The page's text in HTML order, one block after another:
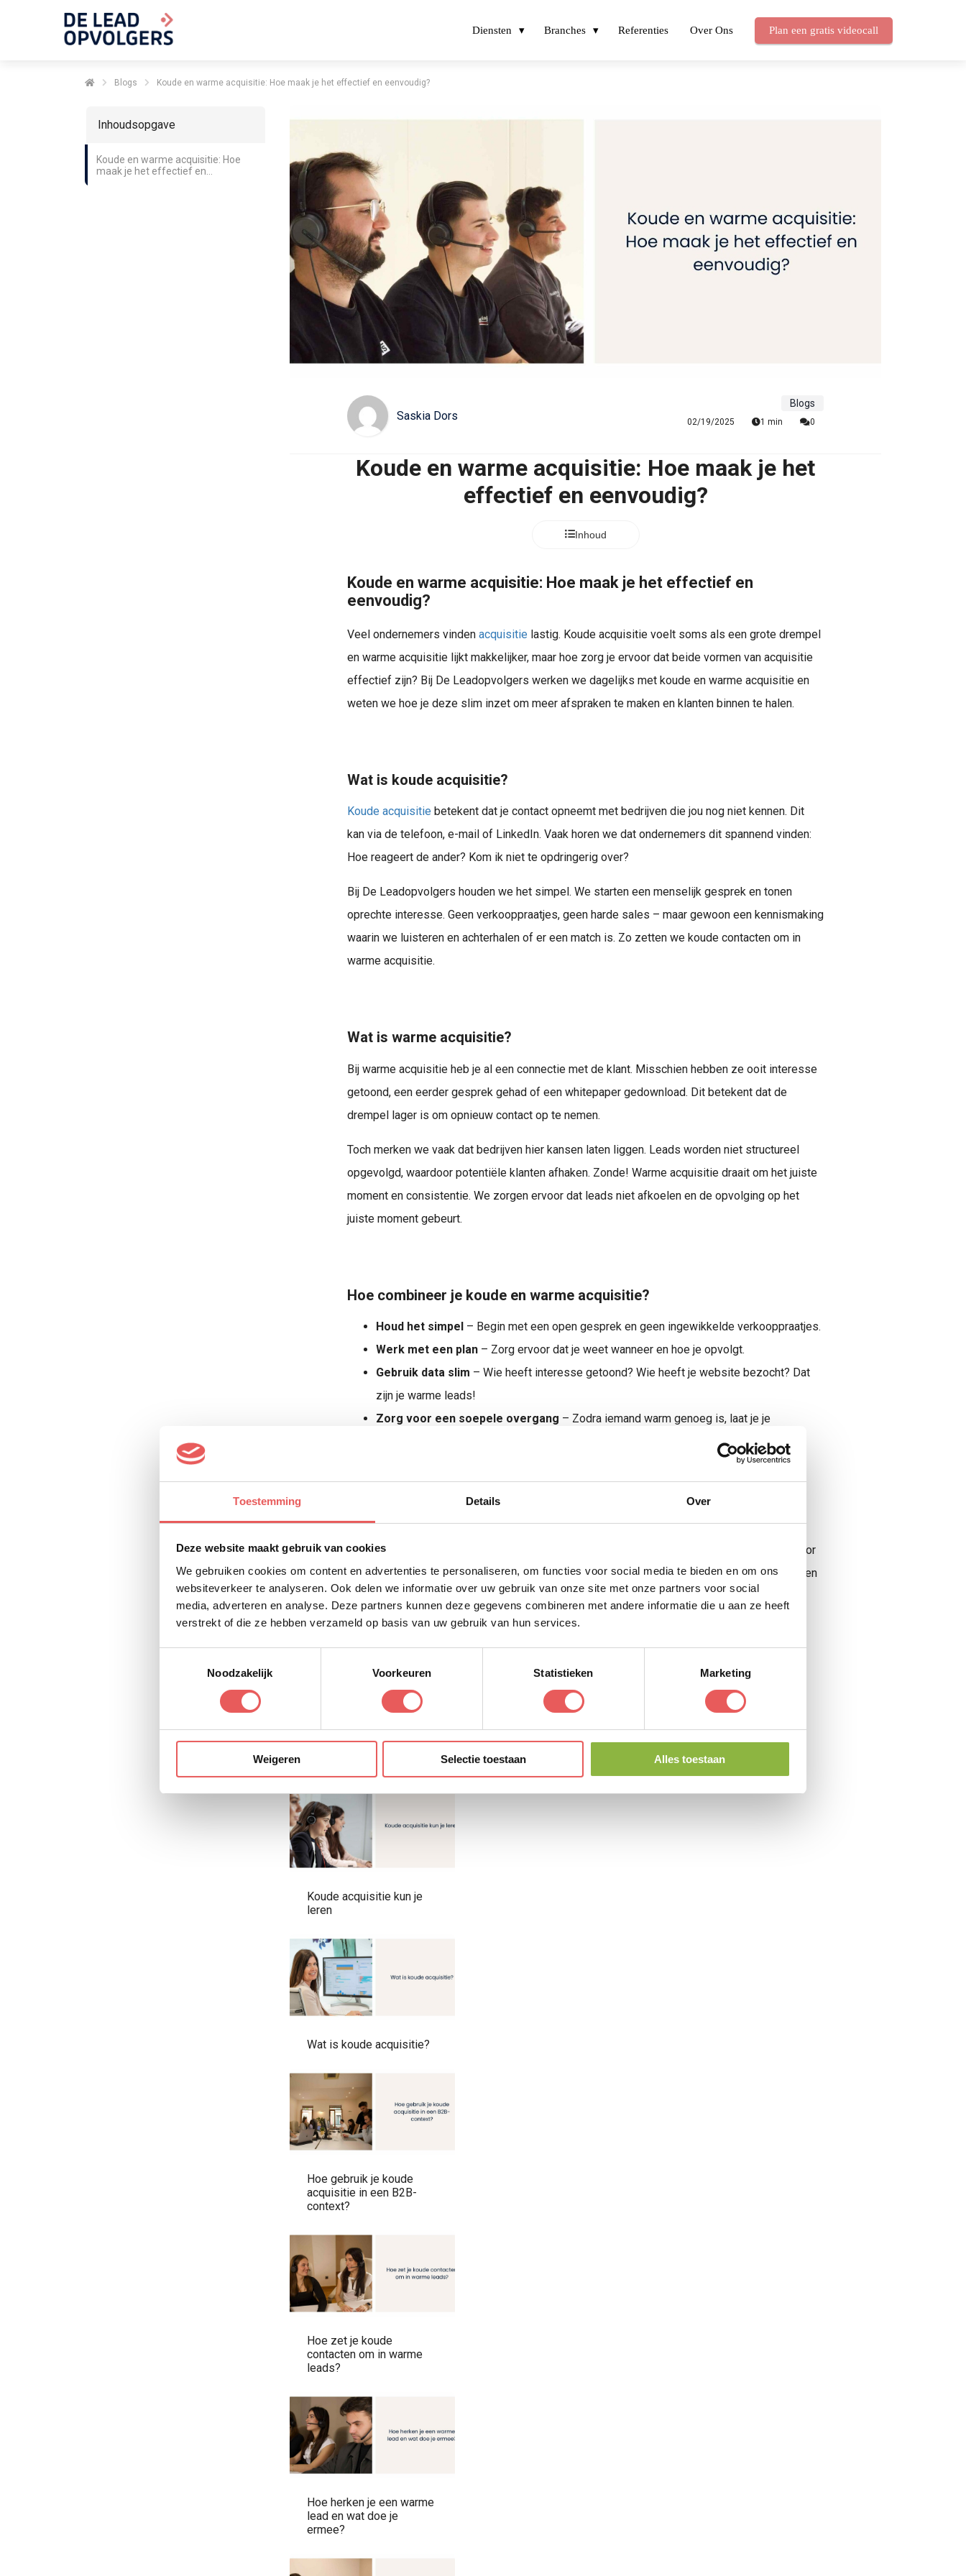
Toestemming Details Over
Deze website maakt gebruik van cookies
We gebruiken cookies om content en advertenties te personaliseren, om functies voor social media te bieden en om ons
websiteverkeer te analyseren. Ook delen we informatie over uw gebruik van onze site met onze partners voor social
media, adverteren en analyse. Deze partners kunnen deze gegevens combineren met andere informatie die u aan ze heeft
verstrekt of die ze hebben verzameld op basis van uw gebruik van hun services.
Noodzakelijk
Voorkeuren Statistieken Marketing
Weigeren Selectie toestaan Alles toestaan
Diensten Branches Referenties Over Ons Plan een gratis videocall
Blogs Koude en warme acquisitie: Hoe maak je het effectief en eenvoudig?
Inhoudsopgave
Koude en warme acquisitie: Hoe
maak je het effectief en
Saskia Dors
Blogs
02/19/2025 1 min 0
Koude en warme acquisitie: Hoe maak je het
effectief en eenvoudig?
Inhoud
Koude en warme acquisitie: Hoe maak je het effectief en
eenvoudig?
Veel ondernemers vinden acquisitie lastig. Koude acquisitie voelt soms als een grote drempel
en warme acquisitie lijkt makkelijker, maar hoe zorg je ervoor dat beide vormen van acquisitie
effectief zijn? Bij De Leadopvolgers werken we dagelijks met koude en warme acquisitie en
weten we hoe je deze slim inzet om meer afspraken te maken en klanten binnen te halen.
Wat is koude acquisitie?
Koude acquisitie betekent dat je contact opneemt met bedrijven die jou nog niet kennen. Dit
kan via de telefoon, e-mail of LinkedIn. Vaak horen we dat ondernemers dit spannend vinden:
Hoe reageert de ander? Kom ik niet te opdringerig over?
Bij De Leadopvolgers houden we het simpel. We starten een menselijk gesprek en tonen
oprechte interesse. Geen verkooppraatjes, geen harde sales – maar gewoon een kennismaking
waarin we luisteren en achterhalen of er een match is. Zo zetten we koude contacten om in
warme acquisitie.
Wat is warme acquisitie?
Bij warme acquisitie heb je al een connectie met de klant. Misschien hebben ze ooit interesse
getoond, een eerder gesprek gehad of een whitepaper gedownload. Dit betekent dat de
drempel lager is om opnieuw contact op te nemen.
Toch merken we vaak dat bedrijven hier kansen laten liggen. Leads worden niet structureel
opgevolgd, waardoor potentiële klanten afhaken. Zonde! Warme acquisitie draait om het juiste
moment en consistentie. We zorgen ervoor dat leads niet afkoelen en de opvolging op het
juiste moment gebeurt.
Hoe combineer je koude en warme acquisitie?
Houd het simpel – Begin met een open gesprek en geen ingewikkelde verkooppraatjes.
Werk met een plan – Zorg ervoor dat je weet wanneer en hoe je opvolgt.
Gebruik data slim – Wie heeft interesse getoond? Wie heeft je website bezocht? Dat
zijn je warme leads!
Zorg voor een soepele overgang – Zodra iemand warm genoeg is, laat je je
Wil jij je acquisitie verbeteren?
Bij De Leadopvolgers helpen we bedrijven met een gestructureerde en duidelijke aanpak voor
koude en warme acquisitie. Wil jij meer uit je acquisitie halen en zorgen dat leads niet verloren
gaan? Laten we kennismaken!
🚀Meer weten? Neemcontactop!
Koude acquisitie kun je
leren
Wat is koude acquisitie?
Hoe gebruik je koude
acquisitie in een B2B-
context?
Hoe zet je koude
contacten om in warme
leads?
Hoe herken je een warme
lead en wat doe je
ermee?